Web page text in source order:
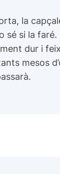
la
sé si la faré.
dur i
mesos